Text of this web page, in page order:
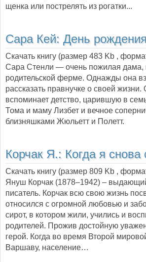
щенка или пострелять из рогатки...
Сара Кей: День
Скачать книгу (размер 483 Kb ,
Сара Стенли — очень пожилая дама,
родительской ферме. Однажды она
рассказать правнучке о своей
вспоминает детство, царившую в
Тома и маму Лизбет и вечное
близняшками Жюльетт и Полетт.
Корчак Я.: Когда я
Скачать книгу (размер 809 Kb ,
Януш Корчак (1878–1942) –
писатель. Корчак всю свою жизнь
относился с огромной любовью и
сирот, в котором жили, учились и
родителей. Прожив достойную
герой. Когда во время Второй
Варшаву, население…